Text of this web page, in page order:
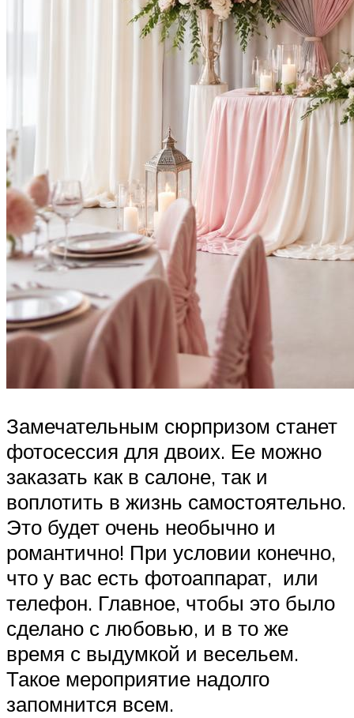
Замечательным сюрпризом станет
фотосессия для двоих. Ее можно
заказать как в салоне, так и
воплотить в жизнь самостоятельно.
Это будет очень необычно и
романтично! При условии конечно,
что у вас есть фотоаппарат, или
телефон. Главное, чтобы это было
сделано с любовью, и в то же
время с выдумкой и весельем.
Такое мероприятие надолго
запомнится всем.